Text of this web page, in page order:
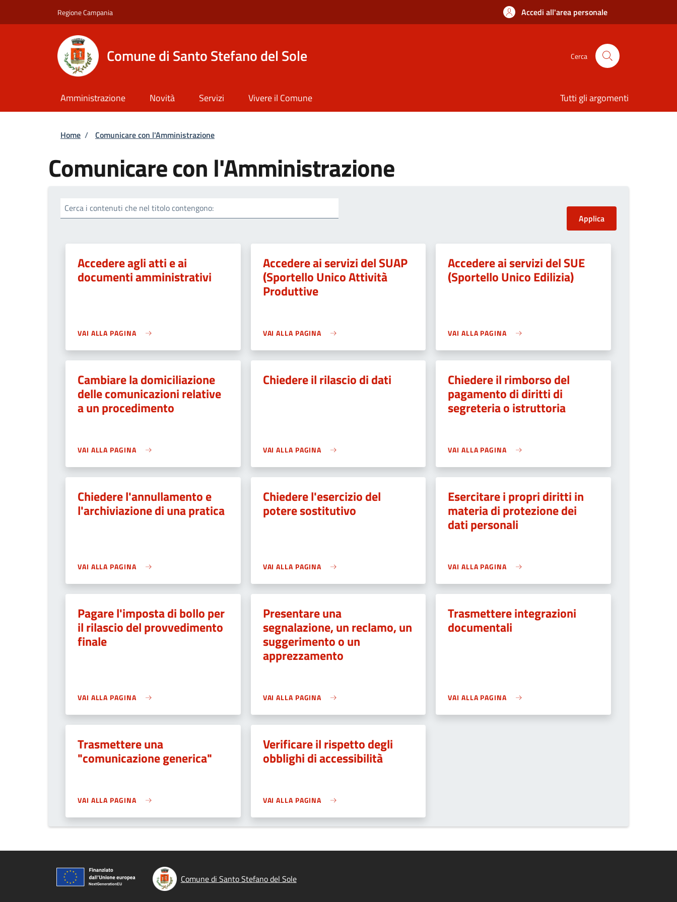
Regione Campania Accedi all'area personale
Comune di Santo Stefano del Sole Cerca
Amministrazione Novità Servizi Vivere il Comune Tutti gli argomenti
Briciole di pane
Home / Comunicare con l'Amministrazione
Comunicare con l'Amministrazione
Cerca i contenuti che nel titolo contengono:
Accedere agli atti e ai
documenti amministrativi
VAI ALLA PAGINA
Accedere ai servizi del SUAP
(Sportello Unico Attività
Produttive
VAI ALLA PAGINA
Accedere ai servizi del SUE
(Sportello Unico Edilizia)
VAI ALLA PAGINA
Cambiare la domiciliazione
delle comunicazioni relative
a un procedimento
VAI ALLA PAGINA
Chiedere il rilascio di dati
VAI ALLA PAGINA
Chiedere il rimborso del
pagamento di diritti di
segreteria o istruttoria
VAI ALLA PAGINA
Chiedere l'annullamento e
l'archiviazione di una pratica
VAI ALLA PAGINA
Chiedere l'esercizio del
potere sostitutivo
VAI ALLA PAGINA
Esercitare i propri diritti in
materia di protezione dei
dati personali
VAI ALLA PAGINA
Pagare l'imposta di bollo per
il rilascio del provvedimento
finale
VAI ALLA PAGINA
Presentare una
segnalazione, un reclamo, un
suggerimento o un
apprezzamento
VAI ALLA PAGINA
Trasmettere integrazioni
documentali
VAI ALLA PAGINA
Trasmettere una
"comunicazione generica"
VAI ALLA PAGINA
Verificare il rispetto degli
obblighi di accessibilità
VAI ALLA PAGINA
Comune di Santo Stefano del Sole